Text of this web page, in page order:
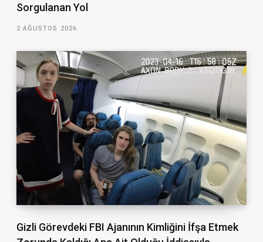
Sorgulanan Yol
2 AĞUSTOS 2026
Gizli Görevdeki FBI Ajanının Kimliğini İfşa Etmek